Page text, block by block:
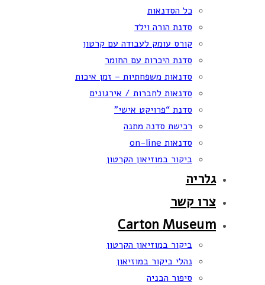
כל הסדנאות
סדנת הורה וילד
קורס עומק לעבודה עם קרטון
סדנת היכרות עם החומר
סדנאות משפחתיות – זמן איכות
סדנאות לחברות / אירגונים
סדנת “פרויקט אישי”
רכישת סדנה מתנה
סדנאות on-line
ביקור במוזיאון הקרטון
גלריה
צרו קשר
Carton Museum
ביקור במוזיאון הקרטון
נהלי ביקור במוזיאון
סיפור הבניה